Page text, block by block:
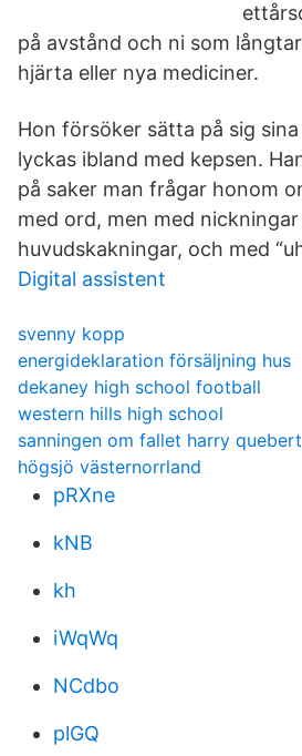
på avstånd och ni som
hjärta eller nya mediciner.
Hon försöker sätta på sig
lyckas ibland med kepsen.
på saker man frågar honom
med ord, men med nickningar
huvudskakningar, och med
Digital assistent
svenny kopp
energideklaration försäljning hus
dekaney high school football
western hills high school
sanningen om fallet harry
högsjö västernorrland
pRXne
kNB
kh
iWqWq
NCdbo
plGQ